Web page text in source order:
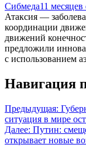
Сибмеда11 месяцев
Атаксия —
координации
движений
предложили
с использованием
Навигация
Предыдущая:
ситуация в мире
Далее: Путин:
открывает новые